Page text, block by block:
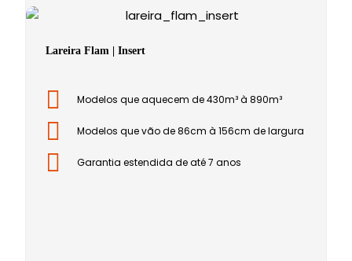
Lareira Flam | Insert
Modelos que aquecem de 430m³ à 890m³
Modelos que vão de 86cm à 156cm de largura
Garantia estendida de até 7 anos